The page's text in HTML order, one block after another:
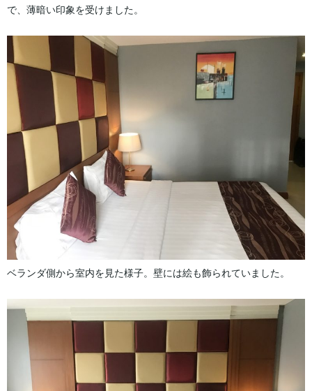
で、薄暗い印象を受けました。
ベランダ側から室内を見た様子。壁には絵も飾られていました。